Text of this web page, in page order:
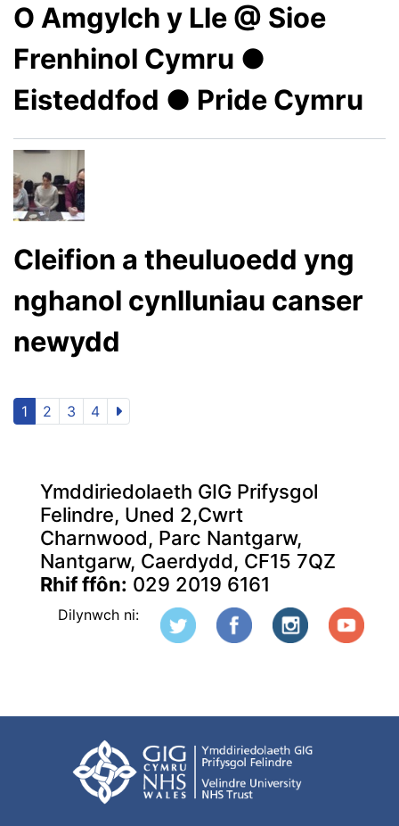
O Amgylch y Lle @ Sioe
Frenhinol Cymru ●
Eisteddfod ● Pride Cymru
Cleifion a theuluoedd yng
nghanol cynlluniau canser
newydd
1 2 3 4
Ymddiriedolaeth GIG Prifysgol
Felindre, Uned 2,Cwrt
Charnwood, Parc Nantgarw,
Nantgarw, Caerdydd, CF15 7QZ
Rhif ffôn: 029 2019 6161
Dilynwch ni: